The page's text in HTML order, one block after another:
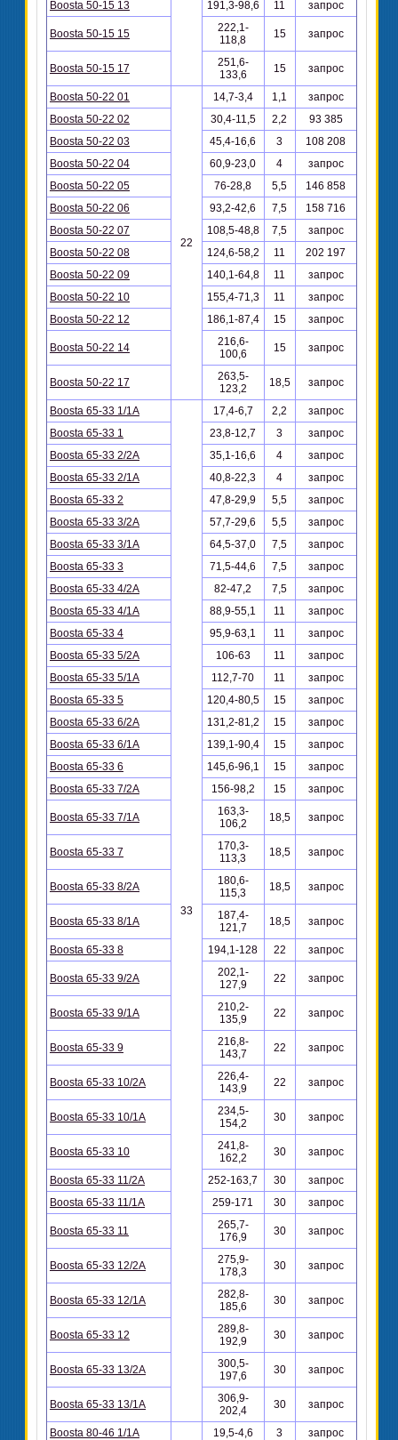
Boosta 50-15 13 191,3-98,6 11 запрос
Boosta 50-15 15
222,1-
118,8
15 запрос
Boosta 50-15 17
251,6-
133,6
15 запрос
Boosta 50-22 01
22
14,7-3,4 1,1
запрос
Boosta 50-22 02
30,4-11,5 2,2
93 385
Boosta 50-22 03
45,4-16,6 3
108 208
Boosta 50-22 04
60,9-23,0 4
запрос
Boosta 50-22 05
76-28,8 5,5
146 858
Boosta 50-22 06
93,2-42,6 7,5
158 716
Boosta 50-22 07
108,5-48,8 7,5
запрос
Boosta 50-22 08
124,6-58,2 11
202 197
Boosta 50-22 09
140,1-64,8 11
запрос
Boosta 50-22 10
155,4-71,3 11
запрос
Boosta 50-22 12
186,1-87,4 15 запрос
Boosta 50-22 14
216,6-
100,6
15 запрос
Boosta 50-22 17
263,5-
123,2
18,5 запрос
Boosta 65-33 1/1A
33
17,4-6,7 2,2
запрос
Boosta 65-33 1
23,8-12,7 3
запрос
Boosta 65-33 2/2A
35,1-16,6 4
запрос
Boosta 65-33 2/1A
40,8-22,3 4
запрос
Boosta 65-33 2
47,8-29,9 5,5
запрос
Boosta 65-33 3/2A
57,7-29,6 5,5
запрос
Boosta 65-33 3/1A
64,5-37,0 7,5
запрос
Boosta 65-33 3
71,5-44,6 7,5
запрос
Boosta 65-33 4/2A
82-47,2 7,5
запрос
Boosta 65-33 4/1A
88,9-55,1 11
запрос
Boosta 65-33 4
95,9-63,1 11
запрос
Boosta 65-33 5/2A
106-63 11
запрос
Boosta 65-33 5/1A
112,7-70 11
запрос
Boosta 65-33 5
120,4-80,5 15
запрос
Boosta 65-33 6/2A
131,2-81,2 15
запрос
Boosta 65-33 6/1A
139,1-90,4 15
запрос
Boosta 65-33 6
145,6-96,1 15
запрос
Boosta 65-33 7/2A
156-98,2 15 запрос
Boosta 65-33 7/1A
163,3-
106,2
18,5 запрос
Boosta 65-33 7
170,3-
113,3
18,5 запрос
Boosta 65-33 8/2A
180,6-
115,3
18,5 запрос
Boosta 65-33 8/1A
187,4-
121,7
18,5 запрос
Boosta 65-33 8 194,1-128 22 запрос
Boosta 65-33 9/2A
202,1-
127,9
22 запрос
Boosta 65-33 9/1A
210,2-
135,9
22 запрос
Boosta 65-33 9
216,8-
143,7
22 запрос
Boosta 65-33 10/2A
226,4-
143,9
22 запрос
Boosta 65-33 10/1A
234,5-
154,2
30 запрос
Boosta 65-33 10
241,8-
162,2
30 запрос
Boosta 65-33 11/2A 252-163,7 30
запрос
Boosta 65-33 11/1A
259-171 30 запрос
Boosta 65-33 11
265,7-
176,9
30 запрос
Boosta 65-33 12/2A
275,9-
178,3
30 запрос
Boosta 65-33 12/1A
282,8-
185,6
30 запрос
Boosta 65-33 12
289,8-
192,9
30 запрос
Boosta 65-33 13/2A
300,5-
197,6
30 запрос
Boosta 65-33 13/1A
306,9-
202,4
30 запрос
Boosta 80-46 1/1A 19,5-4,6 3
запрос